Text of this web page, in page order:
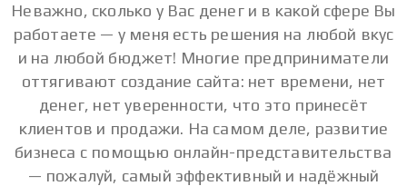
Неважно, сколько у Вас денег и в какой сфере Вы
работаете — у меня есть решения на любой вкус
и на любой бюджет! Многие предприниматели
оттягивают создание сайта: нет времени, нет
денег, нет уверенности, что это принесёт
клиентов и продажи. На самом деле, развитие
бизнеса с помощью онлайн-представительства
— пожалуй, самый эффективный и надёжный